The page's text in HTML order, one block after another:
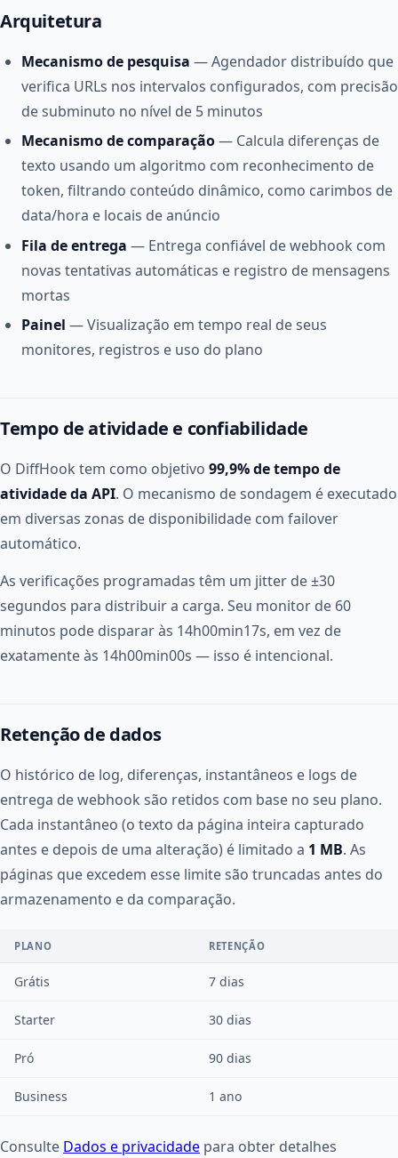
Arquitetura
Mecanismo de pesquisa — Agendador distribuído que
verifica URLs nos intervalos configurados, com precisão
de subminuto no nível de 5 minutos
Mecanismo de comparação— Calcula diferenças de
texto usando um algoritmo com reconhecimento de
token, filtrando conteúdo dinâmico, como carimbos de
data/hora e locais de anúncio
Fila de entrega — Entrega confiável de webhook com
novas tentativas automáticas e registro de mensagens
mortas
Painel — Visualização em tempo real de seus
monitores, registros e uso do plano
Tempo de atividade e confiabilidade
O DiffHook tem como objetivo 99,9% de tempo de
atividade da API. O mecanismo de sondagem é executado
em diversas zonas de disponibilidade com failover
automático.
As verificações programadas têm um jitter de ±30
segundos para distribuir a carga. Seu monitor de 60
minutos pode disparar às 14h00min17s, em vez de
exatamente às 14h00min00s — isso é intencional.
Retenção de dados
O histórico de log, diferenças, instantâneos e logs de
entrega de webhook são retidos com base no seu plano.
Cada instantâneo (o texto da página inteira capturado
antes e depois de uma alteração) é limitado a 1 MB. As
páginas que excedem esse limite são truncadas antes do
armazenamento e da comparação.
PLANO RETENÇÃO
Grátis 7 dias
Starter 30 dias
Pró 90 dias
Business 1 ano
Consulte Dados e privacidade para obter detalhes